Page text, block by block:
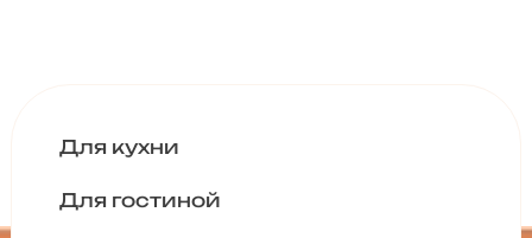
Для кухни
Для гостиной